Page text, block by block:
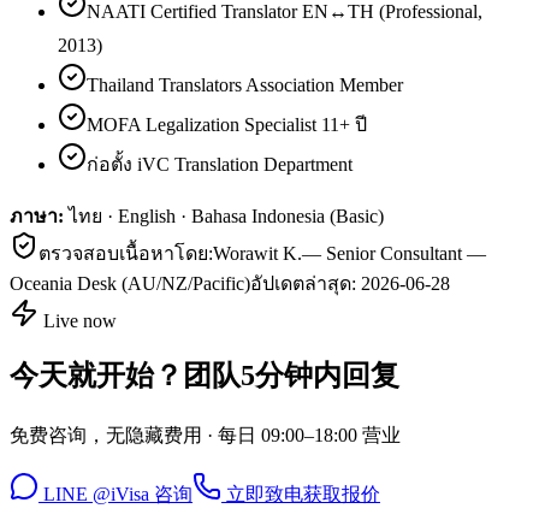
NAATI Certified Translator EN↔TH (Professional,
2013)
Thailand Translators Association Member
MOFA Legalization Specialist 11+ ปี
ก่อตั้ง iVC Translation Department
ภาษา: ไทย · English · Bahasa Indonesia (Basic)
ตรวจสอบเนื้อหาโดย:Worawit K.— Senior Consultant —
Oceania Desk (AU/NZ/Pacific)อัปเดตล่าสุด: 2026-06-28
Live now
今天就开始？团队5分钟内回复
免费咨询，无隐藏费用 · 每日 09:00–18:00 营业
LINE @iVisa 咨询 立即致电获取报价